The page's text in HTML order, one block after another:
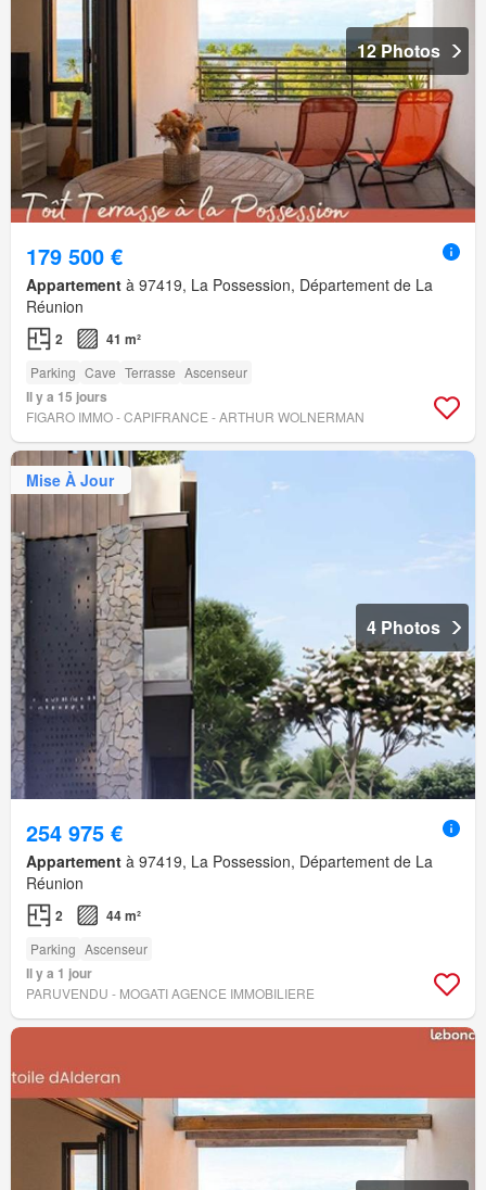
12 Photos
179 500 €
Appartement à 97419, La Possession, Département de La
Réunion
2 41 m²
Parking Cave Terrasse Ascenseur
Il y a 15 jours
FIGARO IMMO - CAPIFRANCE - ARTHUR WOLNERMAN
Mise À Jour
4 Photos
254 975 €
Appartement à 97419, La Possession, Département de La
Réunion
2 44 m²
Parking Ascenseur
Il y a 1 jour
PARUVENDU - MOGATI AGENCE IMMOBILIERE